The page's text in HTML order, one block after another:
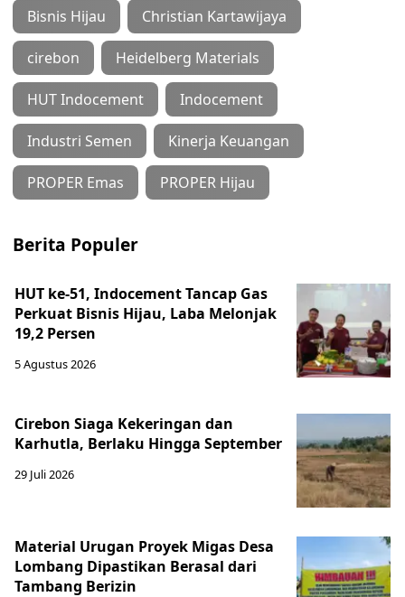
Bisnis Hijau Christian Kartawijaya
cirebon Heidelberg Materials
HUT Indocement Indocement
Industri Semen Kinerja Keuangan
PROPER Emas PROPER Hijau
Berita Populer
HUT ke-51, Indocement Tancap Gas
Perkuat Bisnis Hijau, Laba Melonjak
19,2 Persen
5 Agustus 2026
Cirebon Siaga Kekeringan dan
Karhutla, Berlaku Hingga September
29 Juli 2026
Material Urugan Proyek Migas Desa
Lombang Dipastikan Berasal dari
Tambang Berizin